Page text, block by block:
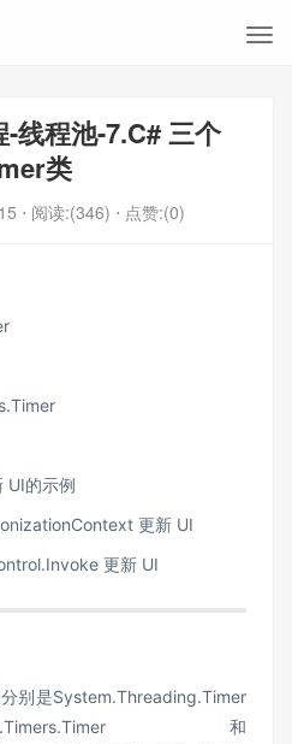
线程池-7.C# 三个
类
⋅ 阅读:(346) ⋅ 点赞:(0)
UI的示例
更新 UI
更新 UI
别是System.Threading.Timer
和